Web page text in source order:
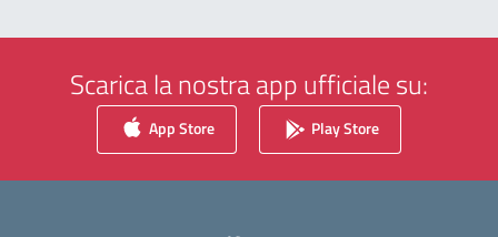
Scarica la nostra app ufficiale su:
App Store Play Store